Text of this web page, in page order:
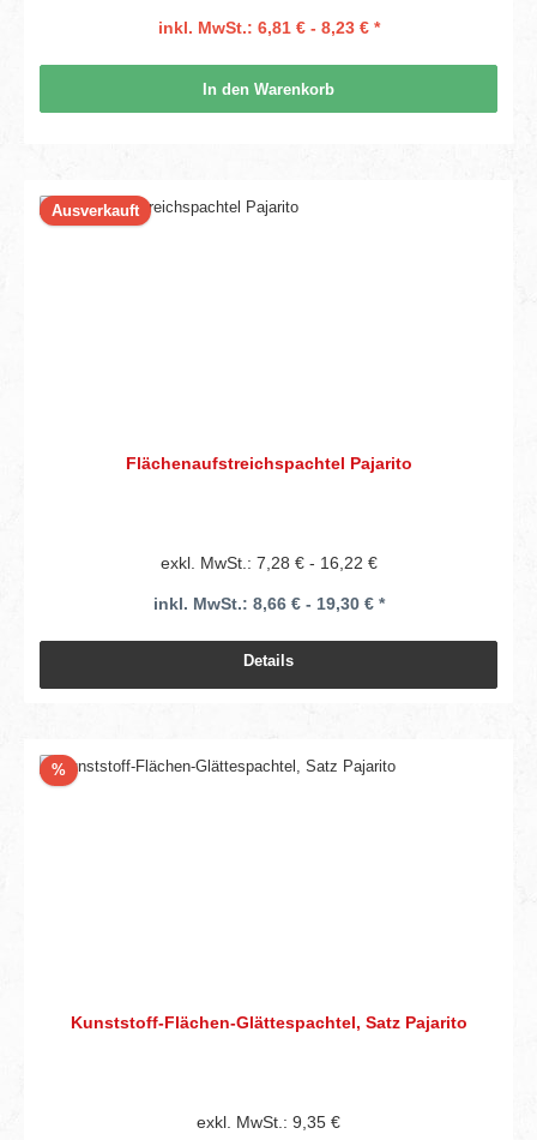
inkl. MwSt.: 6,81 € - 8,23 € *
In den Warenkorb
Ausverkauft
Flächenaufstreichspachtel Pajarito
exkl. MwSt.: 7,28 € - 16,22 €
inkl. MwSt.: 8,66 € - 19,30 € *
Details
%Rabatt
Kunststoff-Flächen-Glättespachtel, Satz Pajarito
exkl. MwSt.: 9,35 €